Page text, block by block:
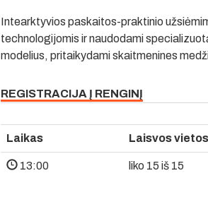
Intearktyvios paskaitos-praktinio
technologijomis ir naudodami
modelius, pritaikydami skaitmenines
REGISTRACIJA Į RENGINĮ
Laikas Laisvos vietos
13:00 liko 15 iš 15